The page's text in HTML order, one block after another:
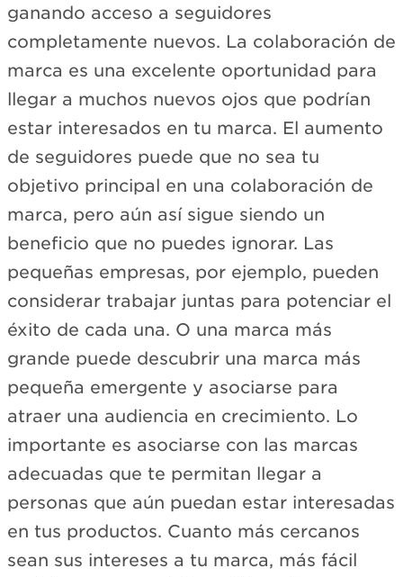
ganando acceso a seguidores
completamente nuevos. La colaboración de
marca es una excelente oportunidad para
llegar a muchos nuevos ojos que podrían
estar interesados en tu marca. El aumento
de seguidores puede que no sea tu
objetivo principal en una colaboración de
marca, pero aún así sigue siendo un
beneficio que no puedes ignorar. Las
pequeñas empresas, por ejemplo, pueden
considerar trabajar juntas para potenciar el
éxito de cada una. O una marca más
grande puede descubrir una marca más
pequeña emergente y asociarse para
atraer una audiencia en crecimiento. Lo
importante es asociarse con las marcas
adecuadas que te permitan llegar a
personas que aún puedan estar interesadas
en tus productos. Cuanto más cercanos
sean sus intereses a tu marca, más fácil